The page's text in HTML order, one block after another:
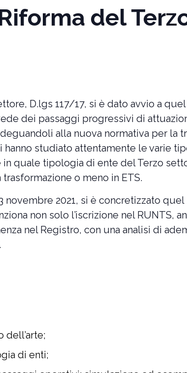
del
D.lgs 117/17, si è dato avvio a
dei passaggi progressivi di
alla nuova normativa per la
hanno studiato attentamente le varie
quale tipologia di ente del Terzo
o meno in ETS.
novembre 2021, si è concretizzato
non solo l’iscrizione nel RUNTS,
nel Registro, con una analisi di
dell’arte;
di enti;